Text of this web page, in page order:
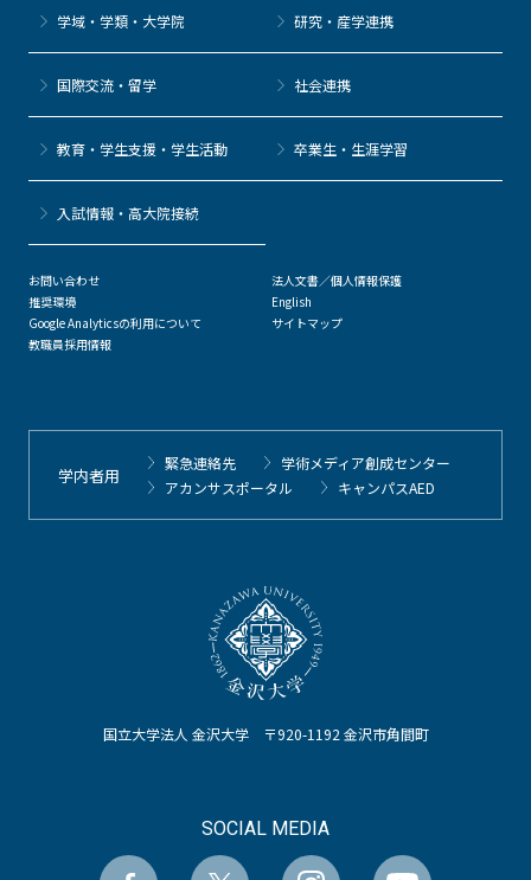
国立大学法人 金沢大学 〒920-1192 金沢市角間町
SOCIAL MEDIA
学域・学類・大学院 研究・産学連携
国際交流・留学 社会連携
教育・学生支援・学生活動 卒業生・生涯学習
⼊試情報・高大院接続
お問い合わせ
推奨環境
Google Analyticsの利用について
教職員採用情報
法人文書／個人情報保護
English
サイトマップ
学内者用
緊急連絡先
学術メディア創成センター
アカンサスポータル
キャンパスAED